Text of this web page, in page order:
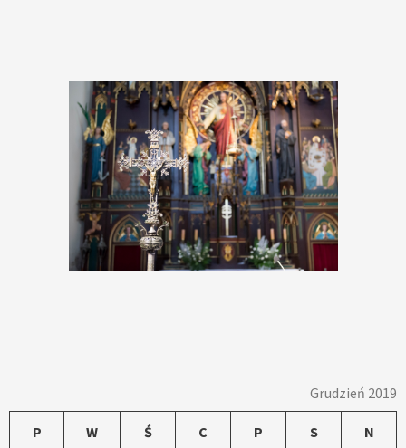
Grudzień 2019
P W Ś C P S N